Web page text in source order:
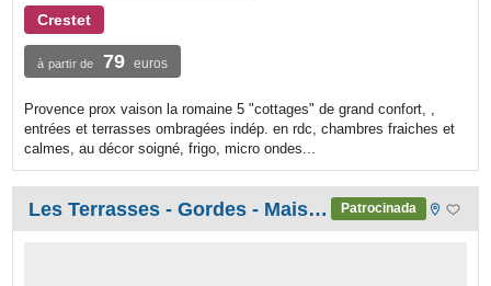
Crestet
à partir de 79 euros
Provence prox vaison la romaine 5 "cottages" de grand confort, ,
entrées et terrasses ombragées indép. en rdc, chambres fraiches et
calmes, au décor soigné, frigo, micro ondes...
Les Terrasses - Gordes - Maison d'Hôtes de Charme Patrocinada